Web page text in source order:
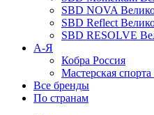
SBD NOVA
SBD Reflect
SBD RESOLVE
А-Я
Кобра Россия
Мастерская спорта
Все бренды
По странам